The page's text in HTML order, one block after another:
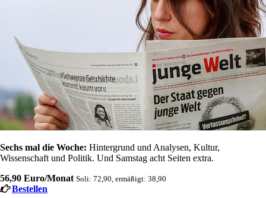
Sechs mal die Woche: Hintergrund und Analysen, Kultur,
Wissenschaft und Politik. Und Samstag acht Seiten extra.
56,90 Euro/Monat Soli: 72,90, ermäßigt: 38,90
Bestellen